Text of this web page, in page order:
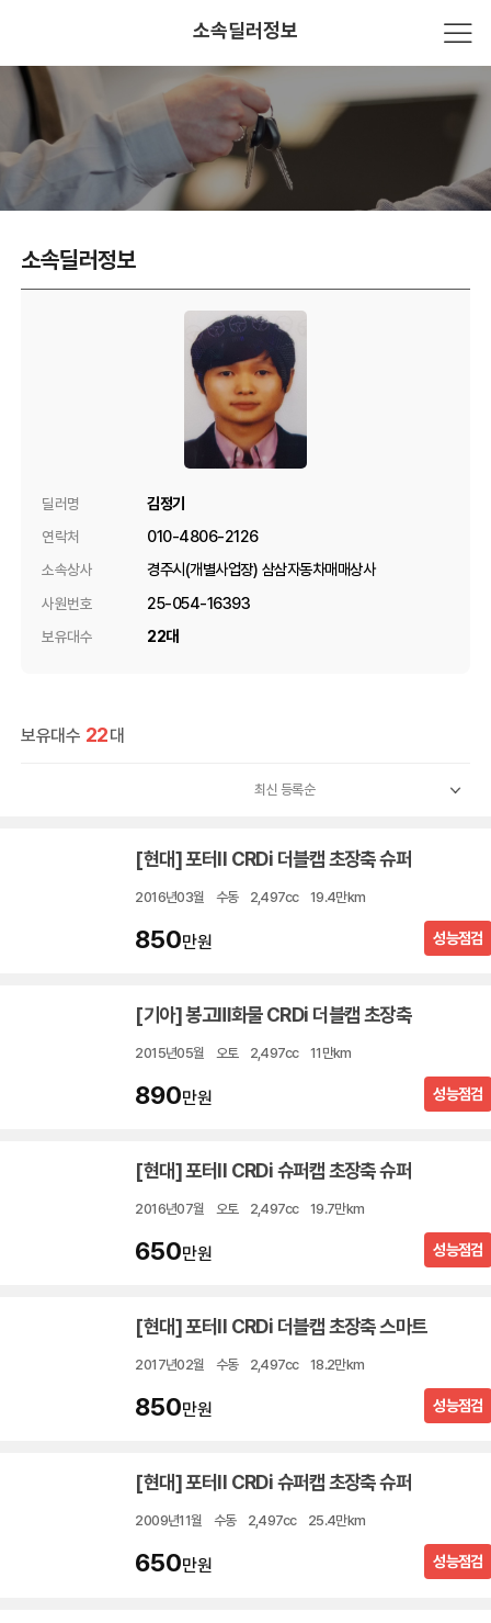
소속딜러정보
소속딜러정보
딜러명 김정기
연락처 010-4806-2126
소속상사 경주시(개별사업장) 삼삼자동차매매상사
사원번호 25-054-16393
보유대수 22대
보유대수 22대
[현대] 포터II CRDi 더블캡 초장축 슈퍼
2016년03월 수동 2,497cc 19.4만km
성능점검
850만원
[기아] 봉고Ⅲ화물 CRDi 더블캡 초장축
2015년05월 오토 2,497cc 11만km
성능점검
890만원
[현대] 포터II CRDi 슈퍼캡 초장축 슈퍼
2016년07월 오토 2,497cc 19.7만km
성능점검
650만원
[현대] 포터II CRDi 더블캡 초장축 스마트
2017년02월 수동 2,497cc 18.2만km
성능점검
850만원
[현대] 포터II CRDi 슈퍼캡 초장축 슈퍼
2009년11월 수동 2,497cc 25.4만km
성능점검
650만원